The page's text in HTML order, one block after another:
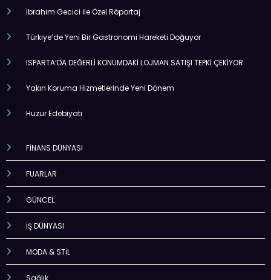
İbrahim Gecici ile Özel Röportaj
Türkiye’de Yeni Bir Gastronomi Hareketi Doğuyor
ISPARTA’DA DEĞERLİ KONUMDAKİ LOJMAN SATIŞI TEPKİ ÇEKİYOR
Yakın Koruma Hizmetlerinde Yeni Dönem
Huzur Edebiyatı
FİNANS DÜNYASI
FUARLAR
GÜNCEL
İŞ DÜNYASI
MODA & STİL
Sağlık